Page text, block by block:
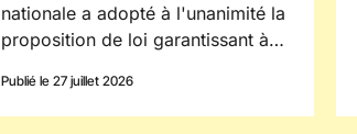
nationale a adopté à l'unanimité la
proposition de loi garantissant à
procédure d'assistance éducative
le droit d'être assisté d'un avocat.
Publié le 27 juillet 2026